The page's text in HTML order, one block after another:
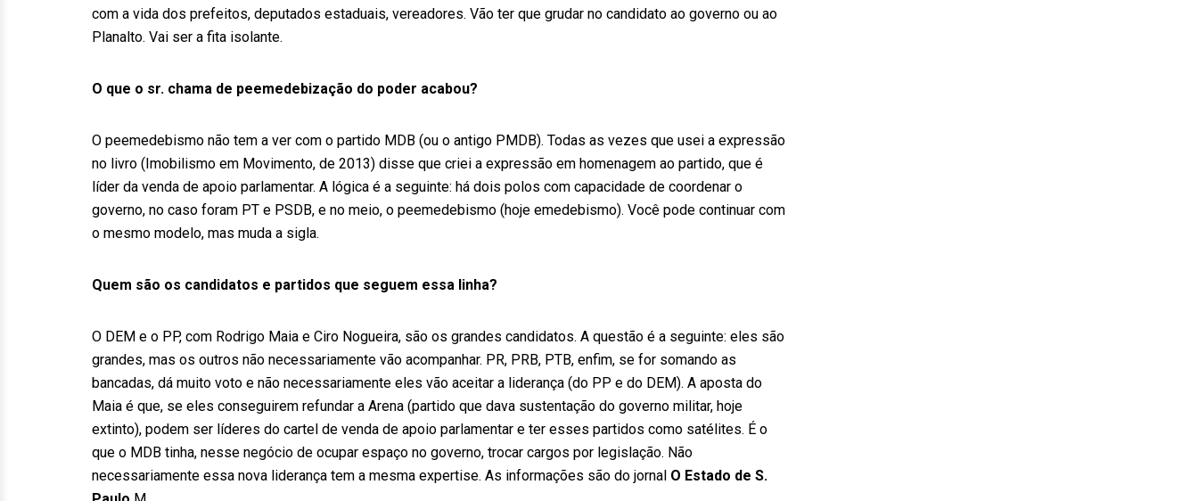
com a vida dos prefeitos, deputados estaduais, vereadores. Vão ter que grudar no candidato ao governo ou ao
Planalto. Vai ser a fita isolante.
O que o sr. chama de peemedebização do poder acabou?
O peemedebismo não tem a ver com o partido MDB (ou o antigo PMDB). Todas as vezes que usei a expressão
no livro (Imobilismo em Movimento, de 2013) disse que criei a expressão em homenagem ao partido, que é
líder da venda de apoio parlamentar. A lógica é a seguinte: há dois polos com capacidade de coordenar o
governo, no caso foram PT e PSDB, e no meio, o peemedebismo (hoje emedebismo). Você pode continuar com
o mesmo modelo, mas muda a sigla.
Quem são os candidatos e partidos que seguem essa linha?
O DEM e o PP, com Rodrigo Maia e Ciro Nogueira, são os grandes candidatos. A questão é a seguinte: eles são
grandes, mas os outros não necessariamente vão acompanhar. PR, PRB, PTB, enfim, se for somando as
bancadas, dá muito voto e não necessariamente eles vão aceitar a liderança (do PP e do DEM). A aposta do
Maia é que, se eles conseguirem refundar a Arena (partido que dava sustentação do governo militar, hoje
extinto), podem ser líderes do cartel de venda de apoio parlamentar e ter esses partidos como satélites. É o
que o MDB tinha, nesse negócio de ocupar espaço no governo, trocar cargos por legislação. Não
necessariamente essa nova liderança tem a mesma expertise. As informações são do jornal O Estado de S.